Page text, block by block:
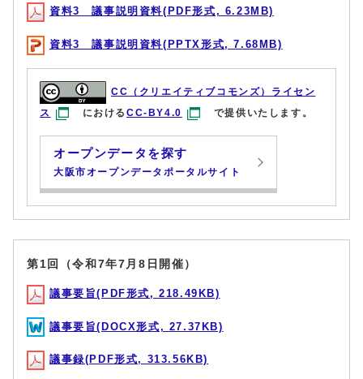
資料3 議事説明資料(PDF形式, 6.23MB)
資料3 議事説明資料(PPTX形式, 7.68MB)
CC（クリエイティブコモンズ）ライセン
ス
におけるCC-BY4.0 で提供いたします。
オープンデータを探す
大阪市オープンデータポータルサイト
第1回（令和7年7月8日開催）
議事要旨(PDF形式, 218.49KB)
議事要旨(DOCX形式, 27.37KB)
議事録(PDF形式, 313.56KB)